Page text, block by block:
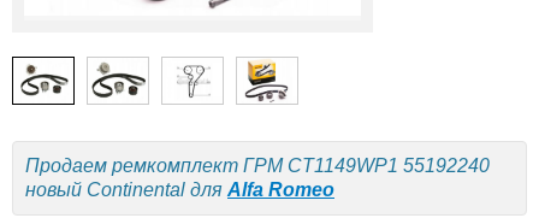
Продаем ремкомплект ГРМ CT1149WP1 55192240
новый Continental для Alfa Romeo